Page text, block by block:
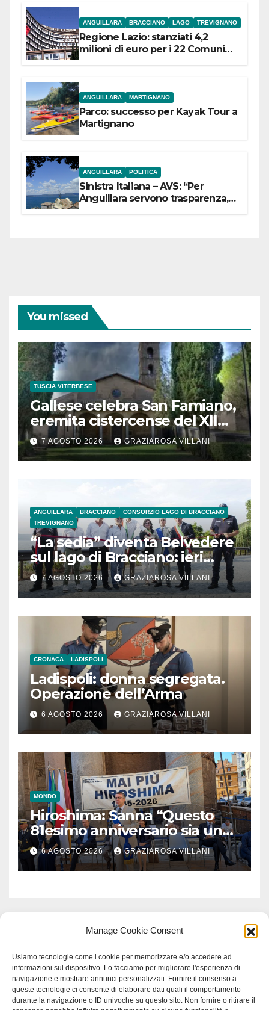
Manage Cookie Consent
Usiamo tecnologie come i cookie per memorizzare e/o accedere ad
informazioni sul dispositivo. Lo facciamo per migliorare l'esperienza di
navigazione e mostrare annunci personalizzati. Fornire il consenso a
queste tecnologie ci consente di elaborare dati quali il comportamento
durante la navigazione o ID univoche su questo sito. Non fornire o ritirare il
ANGUILLARA BRACCIANO LAGO TREVIGNANO
Regione Lazio: stanziati 4,2
milioni di euro per i 22 Comuni
ANGUILLARA MARTIGNANO
Parco: successo per Kayak Tour a
Martignano
ANGUILLARA POLITICA
Sinistra Italiana – AVS: “Per
Anguillara servono trasparenza,
You missed
TUSCIA VITERBESE
Gallese celebra San Famiano,
eremita cistercense del XII
secolo
7 AGOSTO 2026 GRAZIAROSA VILLANI
ANGUILLARA BRACCIANO
CONSORZIO LAGO DI BRACCIANO
TREVIGNANO
“La sedia” diventa Belvedere
sul lago di Bracciano: ieri
l’inaugurazione
7 AGOSTO 2026 GRAZIAROSA VILLANI
CRONACA LADISPOLI
Ladispoli: donna segregata.
Operazione dell’Arma
6 AGOSTO 2026 GRAZIAROSA VILLANI
MONDO
Hiroshima: Sanna “Questo
81esimo anniversario sia un
monito per tutti”
6 AGOSTO 2026 GRAZIAROSA VILLANI